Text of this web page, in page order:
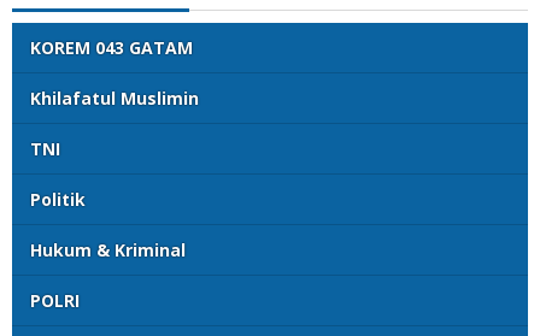
KOREM 043 GATAM
Khilafatul Muslimin
TNI
Politik
Hukum & Kriminal
POLRI